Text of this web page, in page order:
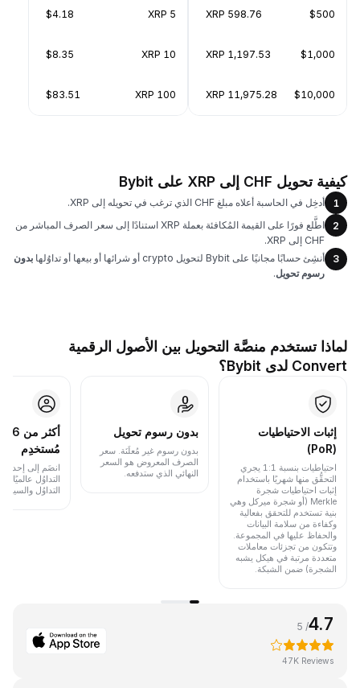
$500
598.76 XRP
$1,000
1,197.53 XRP
$10,000
11,975.28 XRP
5 XRP
$4.18
10 XRP
$8.35
100 XRP
$83.51
كيفية تحويل CHF إلى XRP على Bybit
1
أدخِل في الحاسبة أعلاه مبلغ CHF الذي ترغب في تحويله إلى XRP.
2
اطَّلع فورًا على القيمة المُكافئة بعملة XRP استنادًا إلى سعر الصرف المباشر من
CHF إلى XRP.
3
أنشِئ حسابًا مجانيًا على Bybit لتحويل crypto أو شرائها أو بيعها أو تداوُلها
بدون
رسوم تحويل.
لماذا تستخدم منصَّة التحويل بين الأصول الرقمية
Convert لدى Bybit؟
إثبات الاحتياطيات
(PoR)
احتياطيات بنسبة 1:1 يجري
التحقُّق منها شهريًا باستخدام
إثبات احتياطيات شجرة
Merkle (أو شجرة ميركل وهي
بنية تستخدم للتحقق بفعالية
وكفاءة من سلامة البيانات
والحفاظ عليها في المجموعة.
وتتكون من تجزئات معاملات
متعددة مرتبة في هيكل يشبه
الشجرة) ضمن الشبكة.
بدون رسوم تحويل
بدون رسوم غير مُعلَنَة. سعر
الصرف المعروض هو السعر
النهائي الذي ستدفعه.
مُستخدِم
انضَم إلى إحدى
التداوُل
التداوُل والسيولة.
4.7
/ 5
47K Reviews